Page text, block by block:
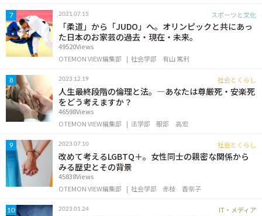
7 2021.07.15 スポーツと文化
「柔道」から「JUDO」へ。オリンピックと共にあっ
た日本のお家芸の過去・現在・未来。
49520Views
OTEMON VIEW編集部
社会学部 有山 篤利
8 2023.12.19 社会とくらし
人生最終段階の倫理と法。―あなたは尊厳死・安楽死
をどう考えますか？
46598Views
OTEMON VIEW編集部
法学部 服部 高宏
9 2023.07.10 社会とくらし
改めて考えるLGBTQ＋。女性同士の親密な関係から
みる歴史とその背景
45838Views
OTEMON VIEW編集部
社会学部 赤枝 香奈子
10 2023.01.24 IT・メディア